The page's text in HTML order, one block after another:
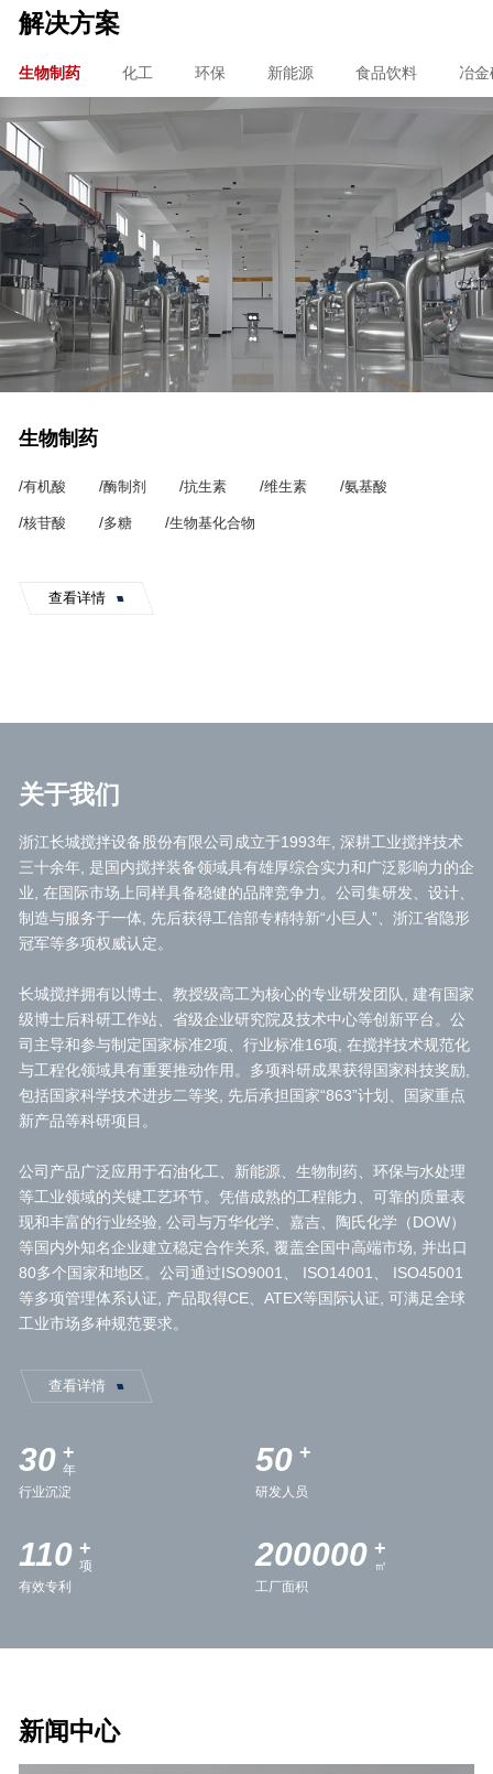
解决方案
生物制药 化工 环保 新能源 食品饮料 冶
生物制药
/有机酸 /酶制剂 /抗生素 /维生素 /氨基酸
/核苷酸 /多糖 /生物基化合物
查看详情
关于我们
浙江长城搅拌设备股份有限公司成立于1993年, 深耕工业搅拌技术
三十余年, 是国内搅拌装备领域具有雄厚综合实力和广泛影响力的企
业, 在国际市场上同样具备稳健的品牌竞争力。公司集研发、设计、
制造与服务于一体, 先后获得工信部专精特新“小巨人”、浙江省隐形
冠军等多项权威认定。
长城搅拌拥有以博士、教授级高工为核心的专业研发团队, 建有国家
级博士后科研工作站、省级企业研究院及技术中心等创新平台。公
司主导和参与制定国家标准2项、行业标准16项, 在搅拌技术规范化
与工程化领域具有重要推动作用。多项科研成果获得国家科技奖励,
包括国家科学技术进步二等奖, 先后承担国家“863”计划、国家重点
新产品等科研项目。
公司产品广泛应用于石油化工、新能源、生物制药、环保与水处理
等工业领域的关键工艺环节。凭借成熟的工程能力、可靠的质量表
现和丰富的行业经验, 公司与万华化学、嘉吉、陶氏化学（DOW）
等国内外知名企业建立稳定合作关系, 覆盖全国中高端市场, 并出口
80多个国家和地区。公司通过ISO9001、 ISO14001、 ISO45001
等多项管理体系认证, 产品取得CE、ATEX等国际认证, 可满足全球
工业市场多种规范要求。
查看详情
30 +
年
行业沉淀
50 +
研发人员
110 +
项
有效专利
200000 +
㎡
工厂面积
新闻中心